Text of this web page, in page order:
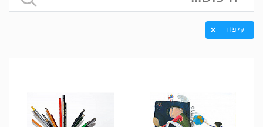
קיפוד